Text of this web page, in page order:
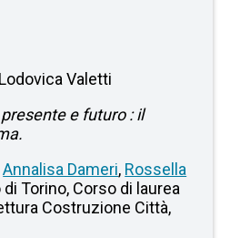
Valetti
e futuro : il
Annalisa Dameri, Rossella
Torino, Corso di laurea
Costruzione Città,